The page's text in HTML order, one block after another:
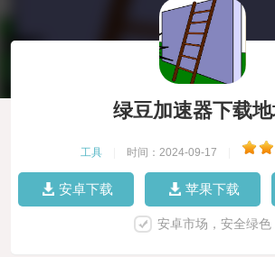
绿豆加速器下载
工具 时间：2024-09-17
安卓下载 苹果下载
安卓市场，安全绿色